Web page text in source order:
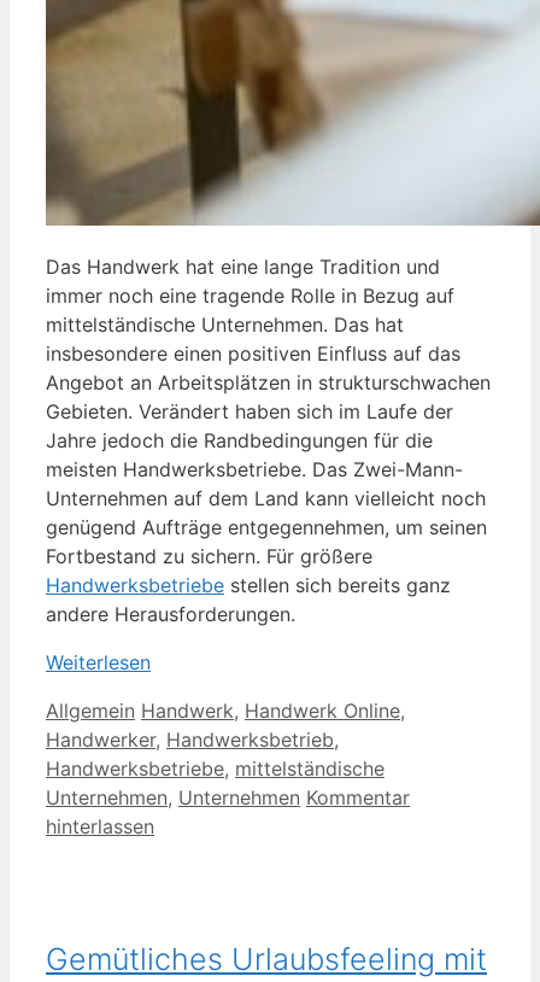
Das Handwerk hat eine lange Tradition und
immer noch eine tragende Rolle in Bezug auf
mittelständische Unternehmen. Das hat
insbesondere einen positiven Einfluss auf das
Angebot an Arbeitsplätzen in strukturschwachen
Gebieten. Verändert haben sich im Laufe der
Jahre jedoch die Randbedingungen für die
meisten Handwerksbetriebe. Das Zwei-Mann-
Unternehmen auf dem Land kann vielleicht noch
genügend Aufträge entgegennehmen, um seinen
Fortbestand zu sichern. Für größere
Handwerksbetriebe stellen sich bereits ganz
andere Herausforderungen.
Weiterlesen
Kategorien
Allgemein Schlagwörter
Handwerk, Handwerk Online,
Handwerker, Handwerksbetrieb,
Handwerksbetriebe, mittelständische
Unternehmen, Unternehmen Kommentar
hinterlassen
Gemütliches Urlaubsfeeling mit